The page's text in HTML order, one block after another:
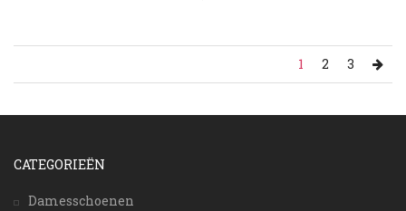
1 2 3
CATEGORIEËN
Damesschoenen